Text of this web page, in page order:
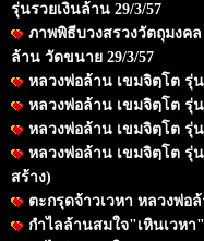
รุ่นรวยเงินล้าน 29/3/57
ภาพพิธีบวงสรวงวัตถุมงค
ล้าน วัดขนาย 29/3/57
หลวงพ่อล้าน เขมจิตฺโต รุ่
หลวงพ่อล้าน เขมจิตฺโต รุ่
หลวงพ่อล้าน เขมจิตฺโต รุ่
หลวงพ่อล้าน เขมจิตฺโต รุ่
สร้าง)
ตะกรุดจ้าวเวหา หลวงพ่อ
กำไลล้านสมใจ"เหินเวห